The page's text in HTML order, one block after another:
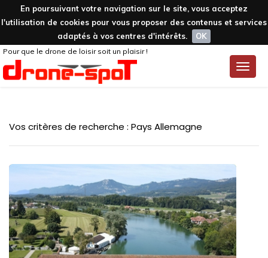
En poursuivant votre navigation sur le site, vous acceptez
l'utilisation de cookies pour vous proposer des contenus et services
adaptés à vos centres d'intérêts.
OK
Toggle
Pour que le drone de loisir soit un plaisir !
Vos critères de recherche : Pays Allemagne